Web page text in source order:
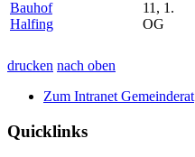
Bauhof
Halfing
11, 1.
OG
drucken nach oben
Zum Intranet Gemeinderat
Quicklinks